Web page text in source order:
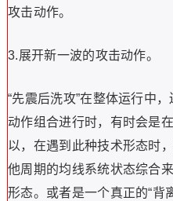
攻击动作。
3.展开新一波的攻击动作。
“先震后洗攻”在整体运行中
动作组合进行时，有时会是
以，在遇到此种技术形态时
他周期的均线系统状态综合
形态。或者是一个真正的“背